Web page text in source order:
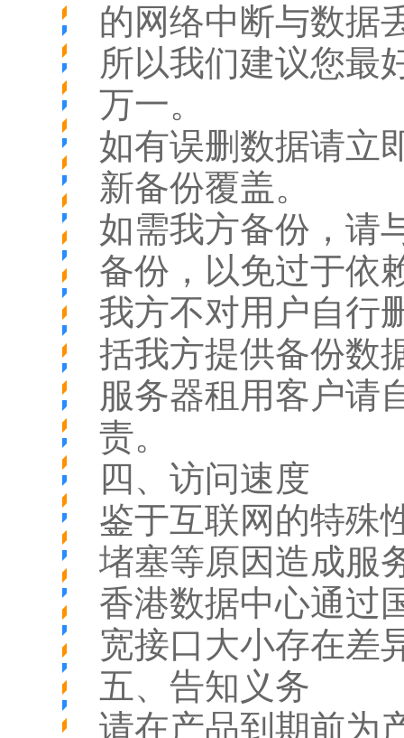
的网络中断与数据
所以我们建议您最
万一。
如有误删数据请立
新备份覆盖。
如需我方备份，请
备份，以免过于依
我方不对用户自行
括我方提供备份数
服务器租用客户请
责。
四、访问速度
鉴于互联网的特殊
堵塞等原因造成服
香港数据中心通过
宽接口大小存在差
五、告知义务
请在产品到期前为